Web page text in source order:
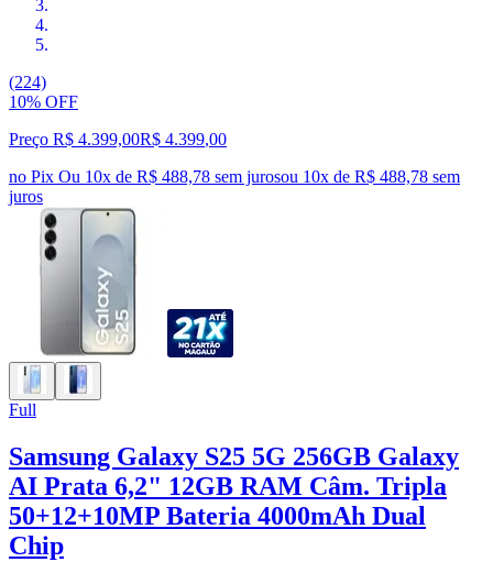
(224)
10% OFF
Preço R$ 4.399,00R$ 4.399,00
no Pix Ou 10x de R$ 488,78 sem jurosou 10x de R$ 488,78 sem
juros
Full
Samsung Galaxy S25 5G 256GB Galaxy
AI Prata 6,2" 12GB RAM Câm. Tripla
50+12+10MP Bateria 4000mAh Dual
Chip